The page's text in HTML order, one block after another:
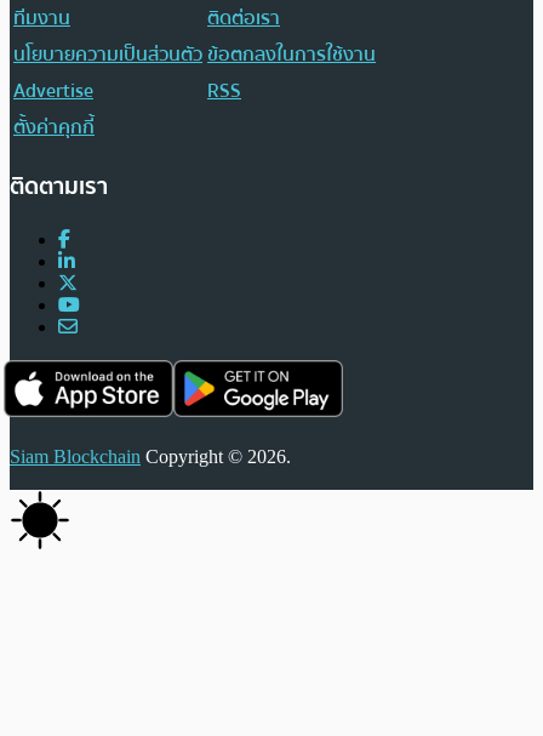
ทีมงาน
ติดต่อเรา
นโยบายความเป็นส่วนตัวข้อตกลงในการใช้งาน
Advertise
RSS
ตั้งค่าคุกกี้
ติดตามเรา
Siam Blockchain Copyright © 2026.